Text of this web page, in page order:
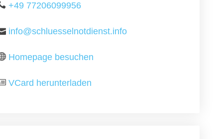
+49 77206099956
info@schluesselnotdienst.info
Homepage besuchen
VCard herunterladen